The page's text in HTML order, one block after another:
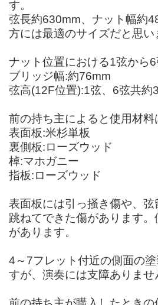
す。
弦長約630mm、ナット幅約
方には最適のサイズだと思い
ナット位置における1弦から
ブリッジ幅:約76mm
弦高(12F位置):1弦、6弦共約
前の持ち主によると使用材料
表面板:米杉単板
裏側板:ローズウッド
棹:マホガニー
指板:ローズウッド
表面板には引っ掻き傷や、
跳ねてできた傷があります
があります。
4～7フレット付近の側面の
すが、演奏には支障ありませ